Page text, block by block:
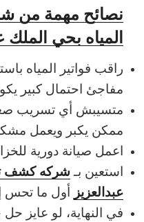
نصائح مهمة من
المياه بحي الملك
راقب فواتير المياه
مفاجئ احتمال كبير
متسيبش أي تسريب
ممكن يكبر ويعمل
اعمل صيانة دورية
استعين بـ شركه كشف
عبدالعزيز أول ما تحس
في النهاية، لو عايز